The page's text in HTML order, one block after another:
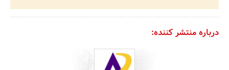
درباره منتشر کننده: